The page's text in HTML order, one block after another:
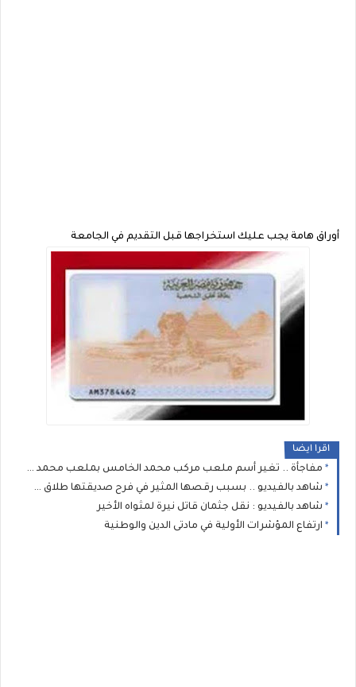
أوراق هامة يجب عليك استخراجها قبل التقديم في الجامعة
اقرا ايضا
مفاجأة .. تغير أسم ملعب مركب محمد الخامس بملعب محمد عبد المنعم
شاهد بالفيديو .. بسبب رقصها المثير في فرح صديقتها طلاق صاحبة الفستان الأزرق
شاهد بالفيديو : نقل جثمان قاتل نيرة لمثواه الأخير
ارتفاع المؤشرات الأولية في مادتى الدين والوطنية